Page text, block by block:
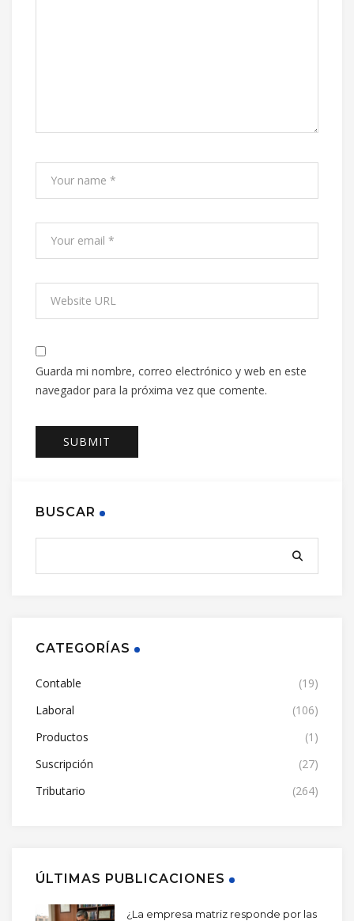
Guarda mi nombre, correo electrónico y web en este
navegador para la próxima vez que comente.
BUSCAR
CATEGORÍAS
Contable
(19)
Laboral
(106)
Productos
(1)
Suscripción
(27)
Tributario
(264)
ÚLTIMAS PUBLICACIONES
¿La empresa matriz responde por las